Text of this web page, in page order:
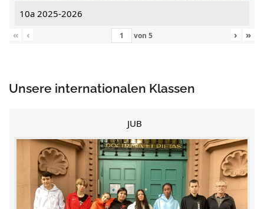
10a 2025-2026
«
‹ von 5 › »
Unsere internationalen Klassen
JUB